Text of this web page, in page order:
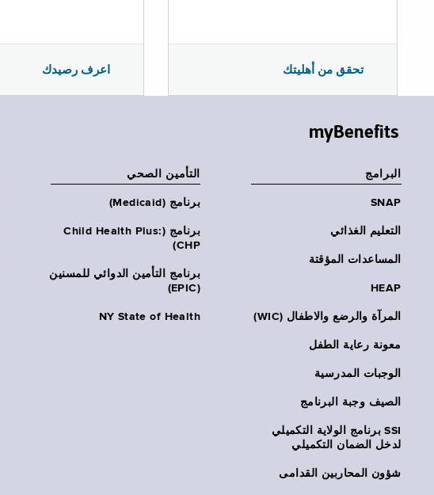
اعرف رصيدك تحقق من أهليتك
myBenefits
البرامج
SNAP
التعليم الغذائي
المساعدات المؤقتة
HEAP
المرآة والرضع والاطفال (WIC)
معونة رعاية الطفل
الوجبات المدرسية
الصيف وجبة البرنامج
SSI برنامج الولاية التكميلي
لدخل الضمان التكميلي
شؤون المحاربين القدامى
التأمين الصحي
برنامج (Medicaid)
برنامج (Child Health Plus:
CHP)
برنامج التأمين الدوائي للمسنين
(EPIC)
NY State of Health